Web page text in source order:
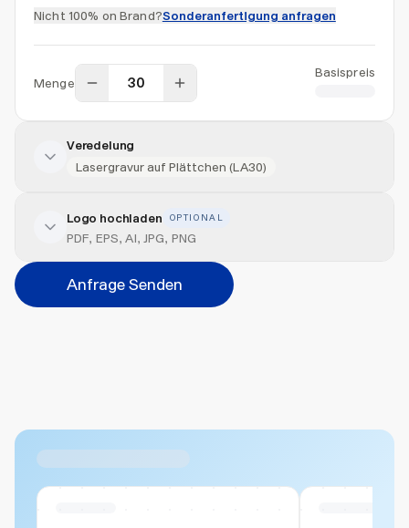
Nicht 100% on Brand?Sonderanfertigung anfragen
Menge
Basispreis
Veredelung
Lasergravur auf Plättchen (LA30)
Veredelung hinzufügen
Veredelungsart
Logo hochladen OPTIONAL
PDF, EPS, AI, JPG, PNG
Anfrage Senden